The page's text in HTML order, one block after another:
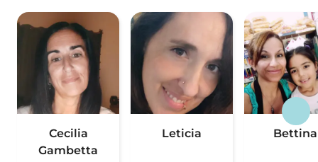
Cecilia
Gambetta
Leticia Bettina